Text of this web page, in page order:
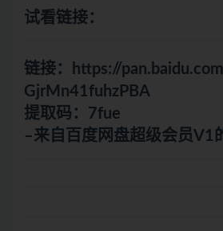
试看链接：
链接：
https://
GjrMn41fuhzPBA
提取码：7fue
–来自百度网盘超级会员V1